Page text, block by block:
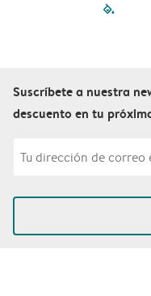
Suscríbete a nuestra
descuento en tu